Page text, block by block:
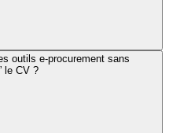
outils e-procurement sans
le CV ?